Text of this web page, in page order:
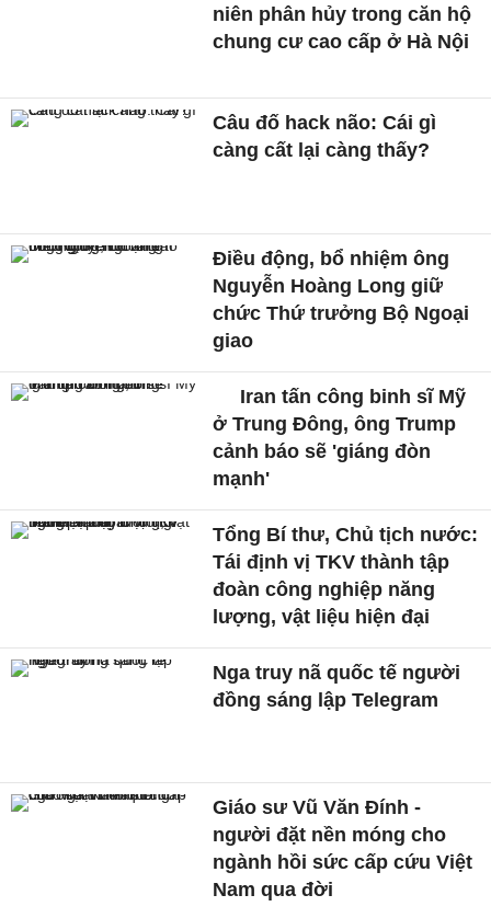
niên phân hủy trong căn hộ
chung cư cao cấp ở Hà Nội
Câu đố hack não: Cái gì
càng cất lại càng thấy?
Điều động, bổ nhiệm ông
Nguyễn Hoàng Long giữ
chức Thứ trưởng Bộ Ngoại
giao
Iran tấn công binh sĩ Mỹ
ở Trung Đông, ông Trump
cảnh báo sẽ 'giáng đòn
mạnh'
Tổng Bí thư, Chủ tịch nước:
Tái định vị TKV thành tập
đoàn công nghiệp năng
lượng, vật liệu hiện đại
Nga truy nã quốc tế người
đồng sáng lập Telegram
Giáo sư Vũ Văn Đính -
người đặt nền móng cho
ngành hồi sức cấp cứu Việt
Nam qua đời